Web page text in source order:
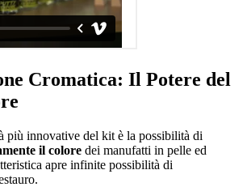
Cromatica: Il Potere del
più innovative del kit è la possibilità di
il colore dei manufatti in pelle ed
apre infinite possibilità di